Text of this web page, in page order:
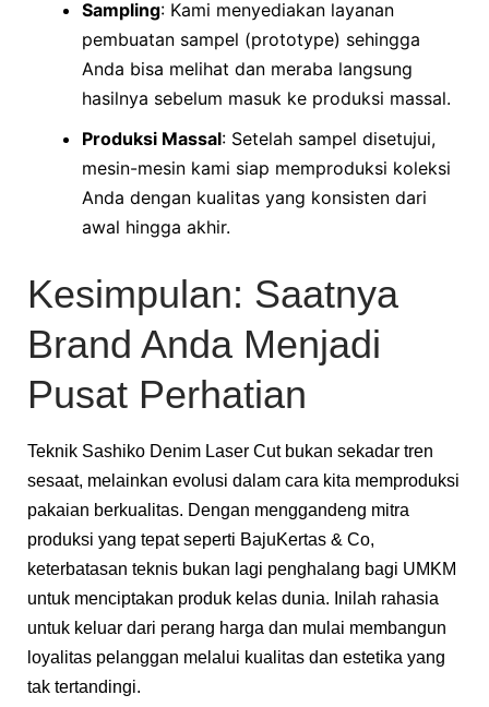
Sampling: Kami menyediakan layanan
pembuatan sampel (prototype) sehingga
Anda bisa melihat dan meraba langsung
hasilnya sebelum masuk ke produksi massal.
Produksi Massal: Setelah sampel disetujui,
mesin-mesin kami siap memproduksi koleksi
Anda dengan kualitas yang konsisten dari
awal hingga akhir.
Kesimpulan: Saatnya
Brand Anda Menjadi
Pusat Perhatian
Teknik Sashiko Denim Laser Cut bukan sekadar tren
sesaat, melainkan evolusi dalam cara kita memproduksi
pakaian berkualitas. Dengan menggandeng mitra
produksi yang tepat seperti BajuKertas & Co,
keterbatasan teknis bukan lagi penghalang bagi UMKM
untuk menciptakan produk kelas dunia. Inilah rahasia
untuk keluar dari perang harga dan mulai membangun
loyalitas pelanggan melalui kualitas dan estetika yang
tak tertandingi.